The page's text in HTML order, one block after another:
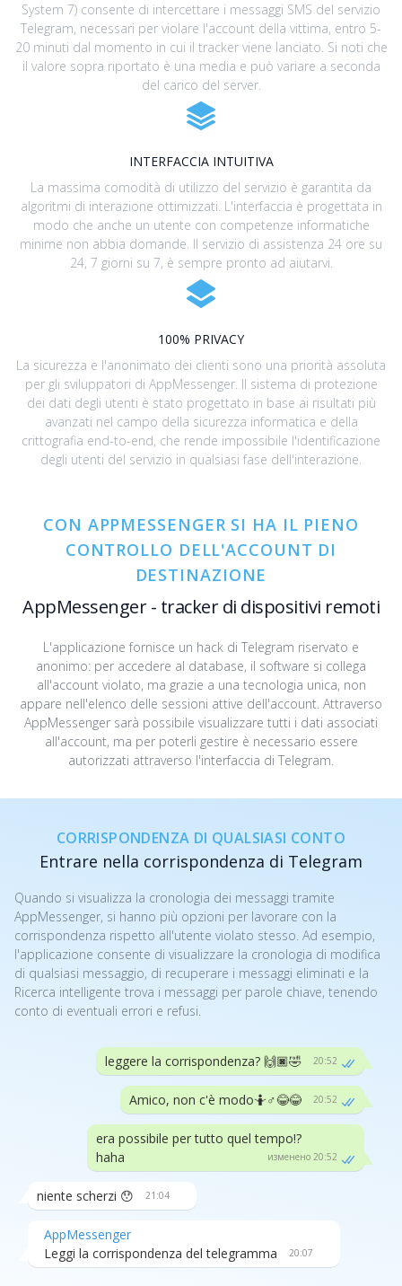
System 7) consente di intercettare i messaggi SMS del servizio
Telegram, necessari per violare l'account della vittima, entro 5-
20 minuti dal momento in cui il tracker viene lanciato. Si noti che
il valore sopra riportato è una media e può variare a seconda
del carico del server.
INTERFACCIA INTUITIVA
La massima comodità di utilizzo del servizio è garantita da
algoritmi di interazione ottimizzati. L'interfaccia è progettata in
modo che anche un utente con competenze informatiche
minime non abbia domande. Il servizio di assistenza 24 ore su
24, 7 giorni su 7, è sempre pronto ad aiutarvi.
100% PRIVACY
La sicurezza e l'anonimato dei clienti sono una priorità assoluta
per gli sviluppatori di AppMessenger. Il sistema di protezione
dei dati degli utenti è stato progettato in base ai risultati più
avanzati nel campo della sicurezza informatica e della
crittografia end-to-end, che rende impossibile l'identificazione
degli utenti del servizio in qualsiasi fase dell'interazione.
CON APPMESSENGER SI HA IL PIENO
CONTROLLO DELL'ACCOUNT DI
DESTINAZIONE
AppMessenger - tracker di dispositivi remoti
L'applicazione fornisce un hack di Telegram riservato e
anonimo: per accedere al database, il software si collega
all'account violato, ma grazie a una tecnologia unica, non
appare nell'elenco delle sessioni attive dell'account. Attraverso
AppMessenger sarà possibile visualizzare tutti i dati associati
all'account, ma per poterli gestire è necessario essere
autorizzati attraverso l'interfaccia di Telegram.
CORRISPONDENZA DI QUALSIASI CONTO
Entrare nella corrispondenza di Telegram
Quando si visualizza la cronologia dei messaggi tramite
AppMessenger, si hanno più opzioni per lavorare con la
corrispondenza rispetto all'utente violato stesso. Ad esempio,
l'applicazione consente di visualizzare la cronologia di modifica
di qualsiasi messaggio, di recuperare i messaggi eliminati e la
Ricerca intelligente trova i messaggi per parole chiave, tenendo
conto di eventuali errori e refusi.
20:52
leggere la corrispondenza? 🙌🏿🤣
20:52
Amico, non c'è modo🤷♂️😂😂
изменено 20:52
era possibile per tutto quel tempo!?
haha
21:04
niente scherzi 😯
20:07
AppMessenger
Leggi la corrispondenza del telegramma